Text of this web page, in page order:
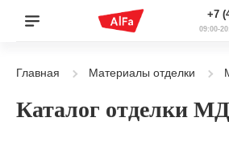
+7
09:00-
Главная Материалы отделки
Каталог отделки